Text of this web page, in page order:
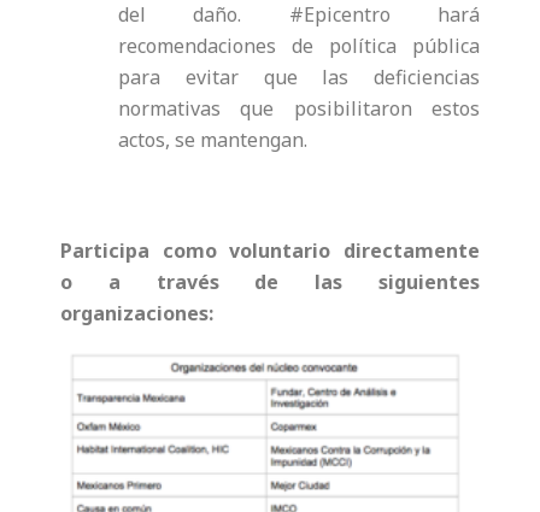
del daño. #Epicentro hará
recomendaciones de política pública
para evitar que las deficiencias
normativas que posibilitaron estos
actos, se mantengan.
Participa como voluntario directamente
o a través de las siguientes
organizaciones: